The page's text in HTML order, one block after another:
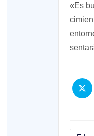
«Es